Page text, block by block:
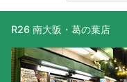
R26 南大阪・葛の葉店